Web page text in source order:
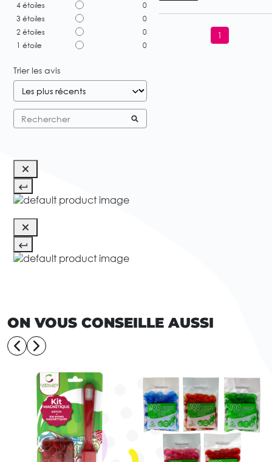
4 étoiles
0
3 étoiles
0
2 étoiles
0
1 étoile 0
Trier les avis
1
ON VOUS CONSEILLE AUSSI